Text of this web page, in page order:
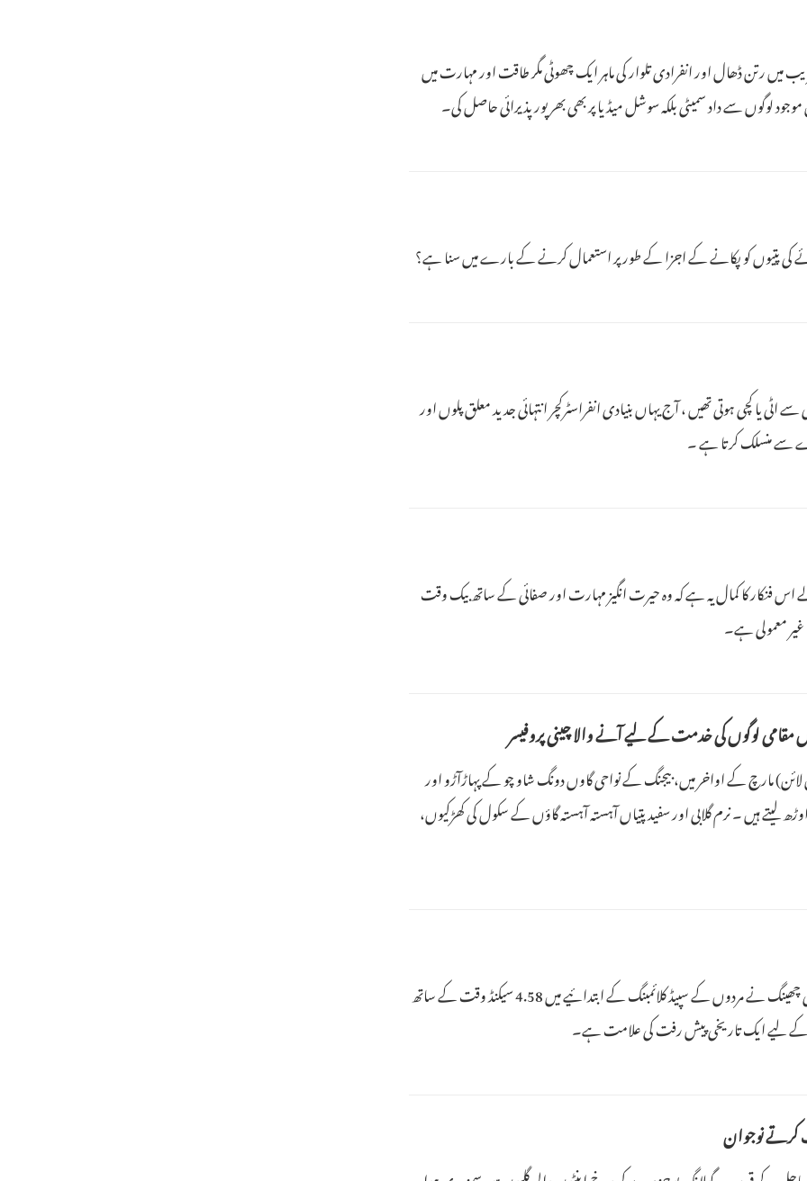
میں رتن ڈھال اور انفرادی تلوار کی ماہر ایک چھوٹی مگر طاقت اور مہارت میں
کی پتیوں کو پکانے کے اجزا کے طور پر استعمال کرنے کے بارے میں سنا ہے؟
سے اٹی یا کچی ہوتی تھیں ، آج یہاں بنیادی انفراسٹرکچر انتہائی جدید معلق پلوں اور
سے منسلک کرتا ہے ۔
والے اس فنکار کا کمال یہ ہے کہ وہ حیرت انگیز مہارت اور صفائی کے ساتھ بیک وقت
معمولی ہے۔
مقامی لوگوں کی خدمت کے لیے آنے والا چینی پروفیسر
ڈیلی آن لائن) مارچ کے اواخر میں، بیجنگ کے نواحی گاوں دونگ شاو چو کے پہاڑآڑو اور
لیتے ہیں ۔ نرم گلابی اور سفید پتیاں آہستہ آہستہ گاؤں کے سکول کی کھڑکیوں،
اور بہار کی کھیتوں کی تازہ کھدی ہوئی مٹی پر گرتی ہیں۔
30 اپریل 2026 (پیپلز ڈیلی آن لائن)سانیا ایشین بیچ گیمز میں چینی کھلاڑی ، جاو یی چھینگ نے مردوں کے سپیڈ کلائمبنگ کے ابتدائیے میں 4.58 سیکنڈ وقت کے ساتھ
کے لیے ایک تاریخی پیش رفت کی علامت ہے۔
کرتے نوجوان